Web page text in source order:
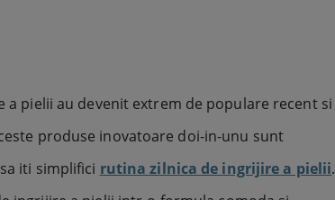
pielii au devenit extrem de populare recent si
produse inovatoare doi-in-unu sunt
iti simplifici rutina zilnica de ingrijire a pielii.